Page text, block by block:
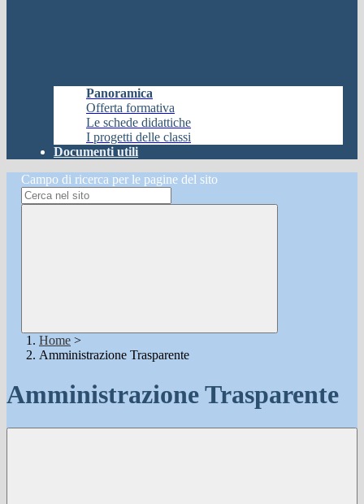
Panoramica
Offerta formativa
Le schede didattiche
I progetti delle classi
Documenti utili
Campo di ricerca per le pagine del sito
Home >
Amministrazione Trasparente
Amministrazione Trasparente